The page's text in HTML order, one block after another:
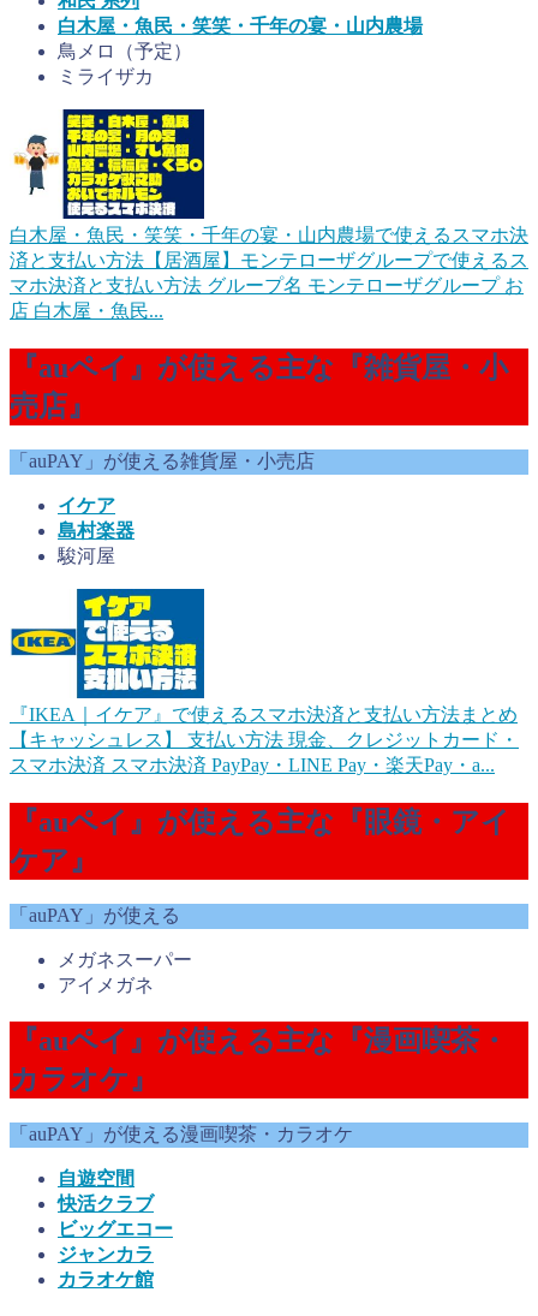
白木屋・魚民・笑笑・千年の宴・山内農場
鳥メロ（予定）
ミライザカ
白木屋・魚民・笑笑・千年の宴・山内農場で使えるスマホ決
済と支払い方法【居酒屋】 モンテローザグループで使えるス
マホ決済と支払い方法 グループ名 モンテローザグループ お
店 白木屋・魚民...
『auペイ』が使える主な『雑貨屋・小
売店』
「auPAY」が使える雑貨屋・小売店
イケア
島村楽器
駿河屋
『IKEA｜イケア』で使えるスマホ決済と支払い方法まとめ
【キャッシュレス】
支払い方法 現金、クレジットカード・
スマホ決済 スマホ決済 PayPay・LINE Pay・楽天Pay・a...
『auペイ』が使える主な『眼鏡・アイ
ケア』
「auPAY」が使える
メガネスーパー
アイメガネ
『auペイ』が使える主な『漫画喫茶・
カラオケ』
「auPAY」が使える漫画喫茶・カラオケ
自遊空間
快活クラブ
ビッグエコー
ジャンカラ
カラオケ館